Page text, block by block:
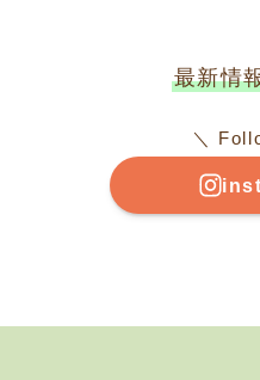
最新情
＼